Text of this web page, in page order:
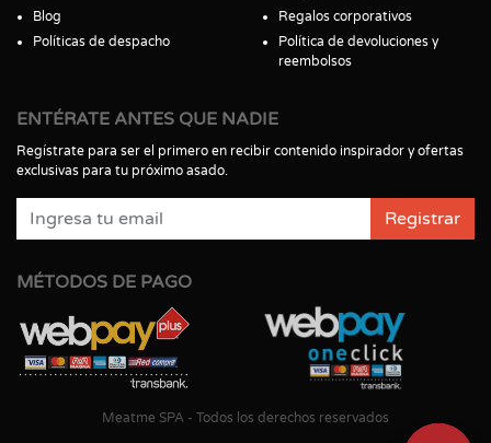
Blog
Políticas de despacho
Regalos corporativos
Política de devoluciones y
reembolsos
ENTÉRATE ANTES QUE NADIE
Regístrate para ser el primero en recibir contenido inspirador y ofertas
exclusivas para tu próximo asado.
Registrar
MÉTODOS DE PAGO
Meatme SPA - Todos los derechos reservados